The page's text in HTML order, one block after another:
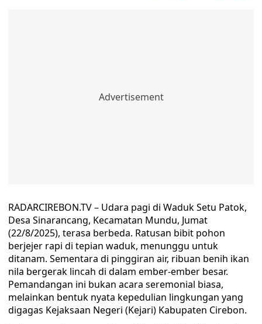
RADARCIREBON.TV – Udara pagi di Waduk Setu Patok,
Desa Sinarancang, Kecamatan Mundu, Jumat
(22/8/2025), terasa berbeda. Ratusan bibit pohon
berjejer rapi di tepian waduk, menunggu untuk
ditanam. Sementara di pinggiran air, ribuan benih ikan
nila bergerak lincah di dalam ember-ember besar.
Pemandangan ini bukan acara seremonial biasa,
melainkan bentuk nyata kepedulian lingkungan yang
digagas Kejaksaan Negeri (Kejari) Kabupaten Cirebon.